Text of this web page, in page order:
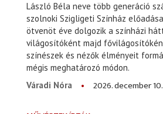
László Béla neve több generáció
szolnoki Szigligeti Színház
ötvenöt éve dolgozik a színházi
világosítóként majd
színészek és nézők élményeit
mégis meghatározó módon.
Váradi Nóra
2026. december 10.